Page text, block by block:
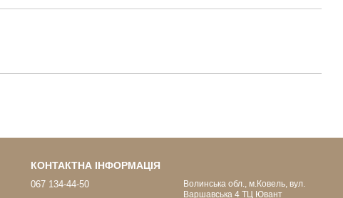
КОНТАКТНА ІНФОРМАЦІЯ
067 134-44-50
Волинська обл., м.Ковель, вул.
Варшавська 4 ТЦ Ювант